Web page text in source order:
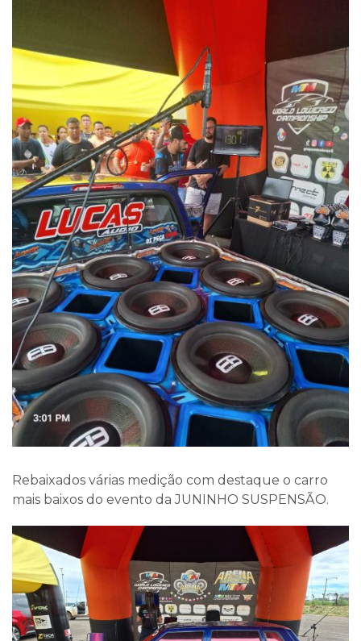
Rebaixados várias medição com destaque o carro
mais baixos do evento da JUNINHO SUSPENSÃO.